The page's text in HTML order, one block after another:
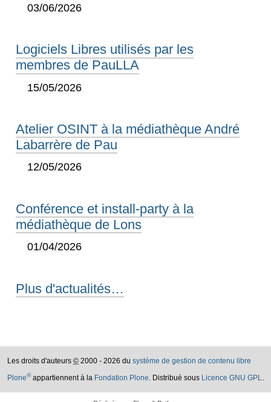
03/06/2026
Logiciels Libres utilisés par les
membres de PauLLA
15/05/2026
Atelier OSINT à la médiathèque André
Labarrère de Pau
12/05/2026
Conférence et install-party à la
médiathèque de Lons
01/04/2026
Plus d'actualités…
Les droits d'auteurs © 2000 - 2026 du système de gestion de contenu libre
Plone®appartiennent à la Fondation Plone. Distribué sous Licence GNU GPL.